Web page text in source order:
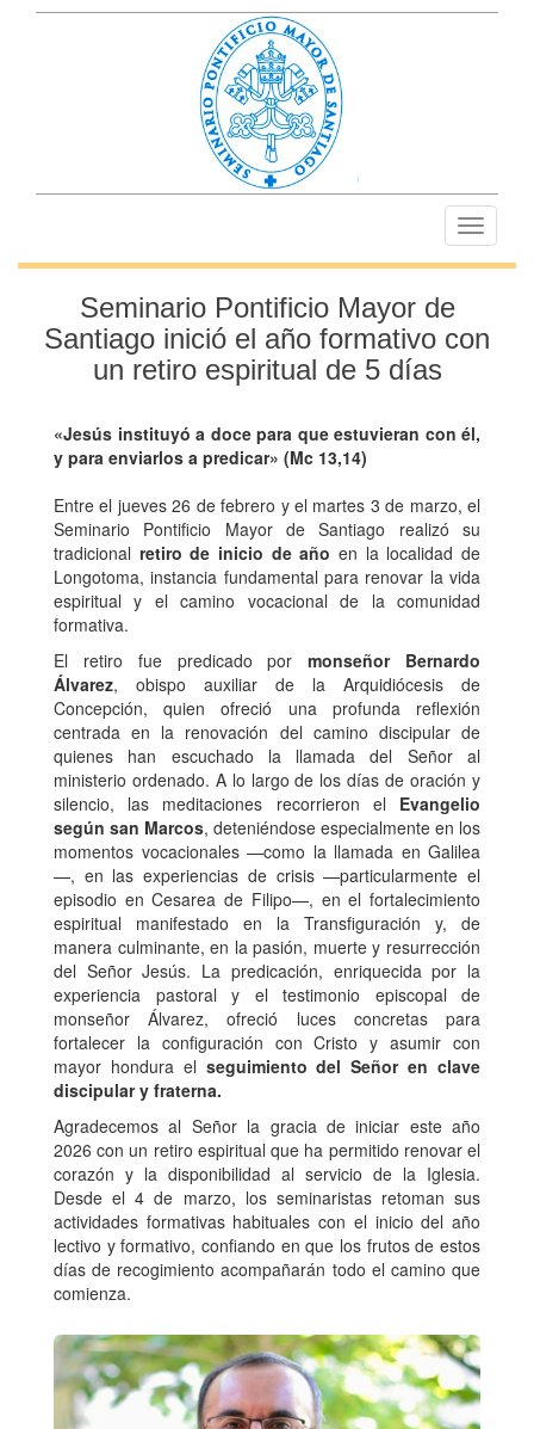
Toggle
Seminario Pontificio Mayor de
Santiago inició el año formativo con
un retiro espiritual de 5 días
«Jesús instituyó a doce para que estuvieran con él,
y para enviarlos a predicar» (Mc 13,14)
Entre el jueves 26 de febrero y el martes 3 de marzo, el
Seminario Pontificio Mayor de Santiago realizó su
tradicional retiro de inicio de año en la localidad de
Longotoma, instancia fundamental para renovar la vida
espiritual y el camino vocacional de la comunidad
formativa.
El retiro fue predicado pormonseñor Bernardo
Álvarez, obispo auxiliar de la Arquidiócesis de
Concepción, quien ofreció una profunda reflexión
centrada en la renovación del camino discipular de
quienes han escuchado la llamada del Señor al
ministerio ordenado. A lo largo de los días de oración y
silencio, las meditaciones recorrieron el Evangelio
según san Marcos, deteniéndose especialmente en los
momentos vocacionales —como la llamada en Galilea
—, en las experiencias de crisis —particularmente el
episodio en Cesarea de Filipo—, en el fortalecimiento
espiritual manifestado en la Transfiguración y, de
manera culminante, en la pasión, muerte y resurrección
del Señor Jesús. La predicación, enriquecida por la
experiencia pastoral y el testimonio episcopal de
monseñor Álvarez, ofreció luces concretas para
fortalecer la configuración con Cristo y asumir con
mayor hondura el seguimiento del Señor en clave
discipular y fraterna.
Agradecemos al Señor la gracia de iniciar este año
2026 con un retiro espiritual que ha permitido renovar el
corazón y la disponibilidad al servicio de la Iglesia.
Desde el 4 de marzo, los seminaristas retoman sus
actividades formativas habituales con el inicio del año
lectivo y formativo, confiando en que los frutos de estos
días de recogimiento acompañarán todo el camino que
comienza.